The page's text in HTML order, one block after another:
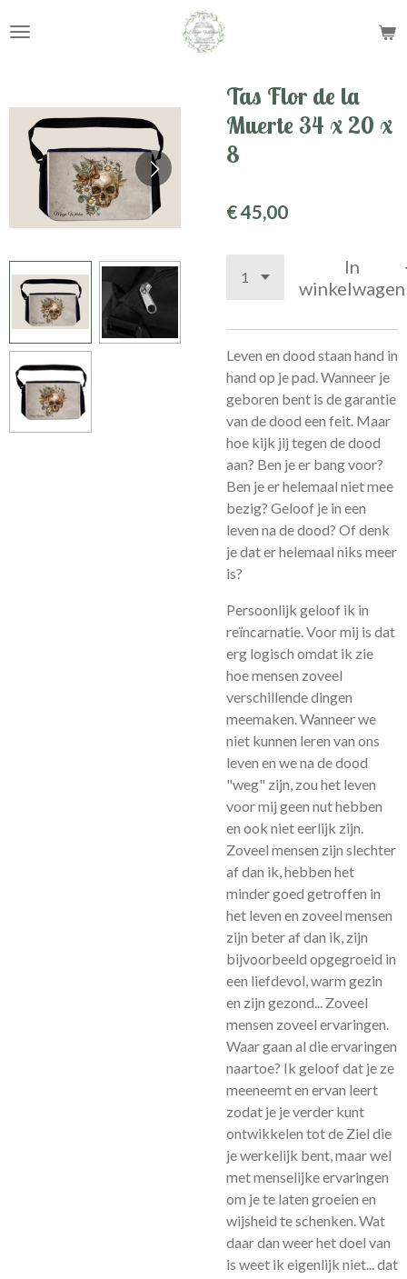
direct
hoofdinhoud
Tas Flor de la
Muerte 34 x 20 x
8
€ 45,00
In
winkelwagen
Leven en dood staan hand in
hand op je pad. Wanneer je
geboren bent is de garantie
van de dood een feit. Maar
hoe kijk jij tegen de dood
aan? Ben je er bang voor?
Ben je er helemaal niet mee
bezig? Geloof je in een
leven na de dood? Of denk
je dat er helemaal niks meer
is?
Persoonlijk geloof ik in
reïncarnatie. Voor mij is dat
erg logisch omdat ik zie
hoe mensen zoveel
verschillende dingen
meemaken. Wanneer we
niet kunnen leren van ons
leven en we na de dood
"weg" zijn, zou het leven
voor mij geen nut hebben
en ook niet eerlijk zijn.
Zoveel mensen zijn slechter
af dan ik, hebben het
minder goed getroffen in
het leven en zoveel mensen
zijn beter af dan ik, zijn
bijvoorbeeld opgegroeid in
een liefdevol, warm gezin
en zijn gezond... Zoveel
mensen zoveel ervaringen.
Waar gaan al die ervaringen
naartoe? Ik geloof dat je ze
meeneemt en ervan leert
zodat je je verder kunt
ontwikkelen tot de Ziel die
je werkelijk bent, maar wel
met menselijke ervaringen
om je te laten groeien en
wijsheid te schenken. Wat
daar dan weer het doel van
is weet ik eigenlijk niet... dat